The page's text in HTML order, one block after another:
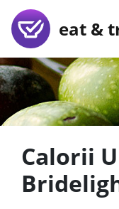
eat &
Calorii